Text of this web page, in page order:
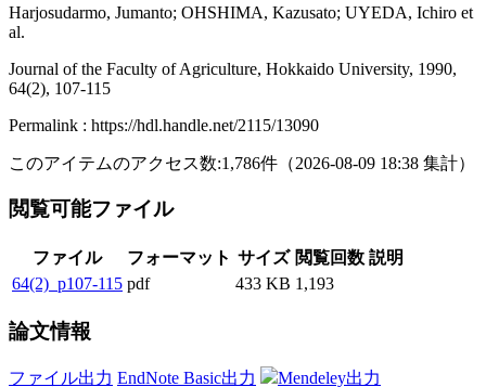
Harjosudarmo, Jumanto; OHSHIMA, Kazusato; UYEDA, Ichiro et
al.
Journal of the Faculty of Agriculture, Hokkaido University, 1990,
64(2), 107-115
Permalink : https://hdl.handle.net/2115/13090
このアイテムのアクセス数:1,786件 （2026-08-09 18:38 集計）
閲覧可能ファイル
ファイル フォーマット サイズ 閲覧回数 説明
64(2)_p107-115 pdf 433 KB 1,193
論文情報
ファイル出力 EndNote Basic出力 Mendeley出力